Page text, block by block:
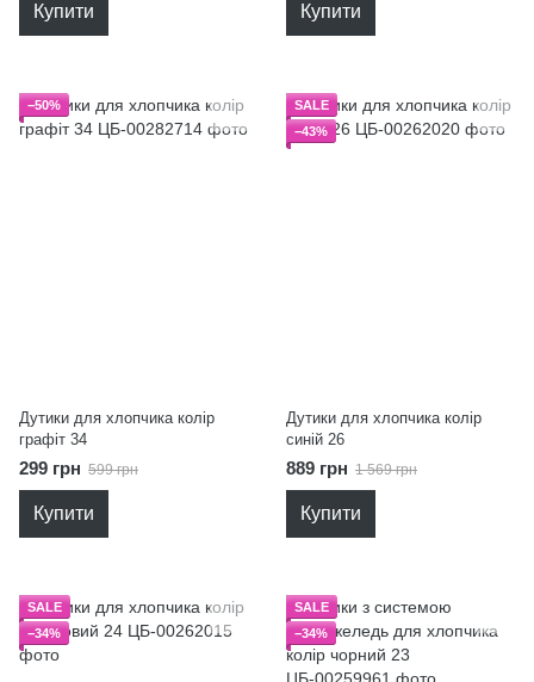
Купити Купити
−50%
Дутики для хлопчика колір
графіт 34
299 грн 599 грн
Купити
SALE
−43%
Дутики для хлопчика колір
синій 26
889 грн 1 569 грн
Купити
SALE
−34%
SALE
−34%